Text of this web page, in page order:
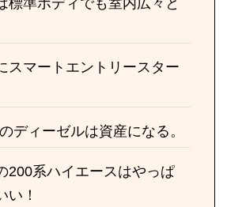
スマートエントリースター
ディーゼルは資産になる。
200系ハイエースはやっぱ
い！